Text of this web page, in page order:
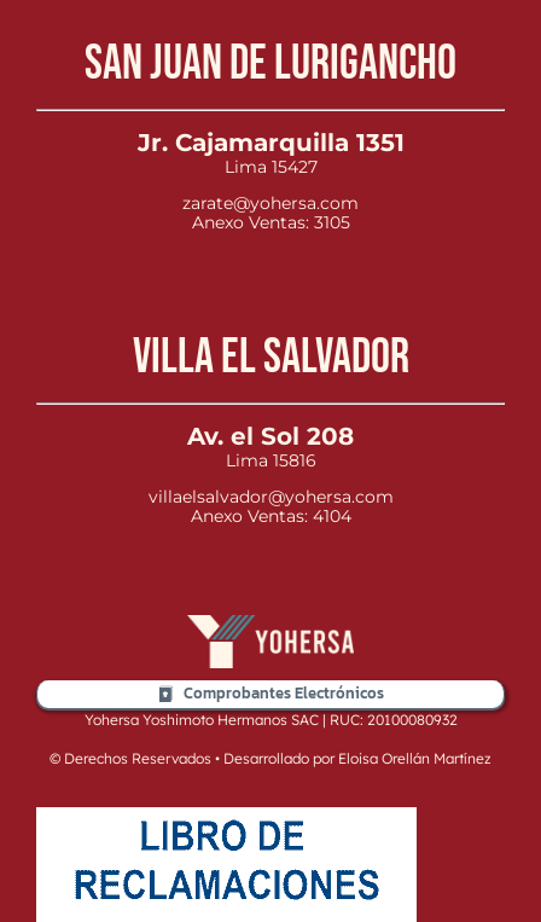
San Juan de Lurigancho
Jr. Cajamarquilla 1351
Lima 15427
zarate@yohersa.com
Anexo Ventas: 3105
Villa el Salvador
Av. el Sol 208
Lima 15816
villaelsalvador@yohersa.com
Anexo Ventas: 4104
Comprobantes Electrónicos
Yohersa Yoshimoto Hermanos SAC | RUC: 20100080932
© Derechos Reservados • Desarrollado por Eloisa Orellán Martínez